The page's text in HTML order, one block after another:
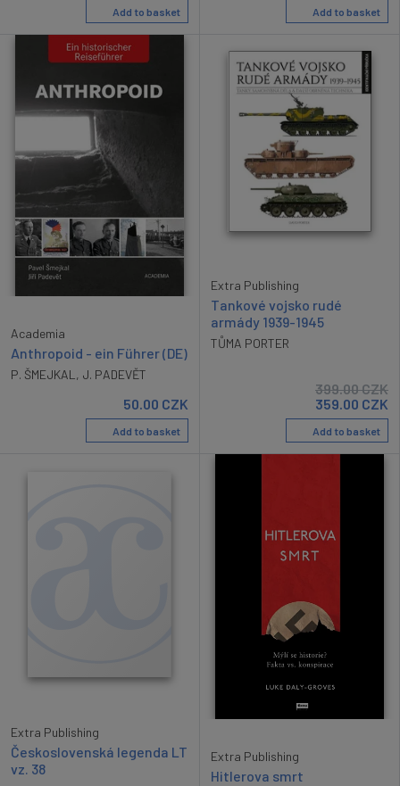
Add to basket Add to basket
Academia
Anthropoid - ein Führer (DE)
P. ŠMEJKAL , J. PADEVĚT
50.00 CZK
Add to basket
Extra Publishing
Tankové vojsko rudé
armády 1939-1945
TŮMA PORTER
399.00CZK
359.00 CZK
Add to basket
Extra Publishing
Československá legenda LT
vz. 38
Extra Publishing
Hitlerova smrt